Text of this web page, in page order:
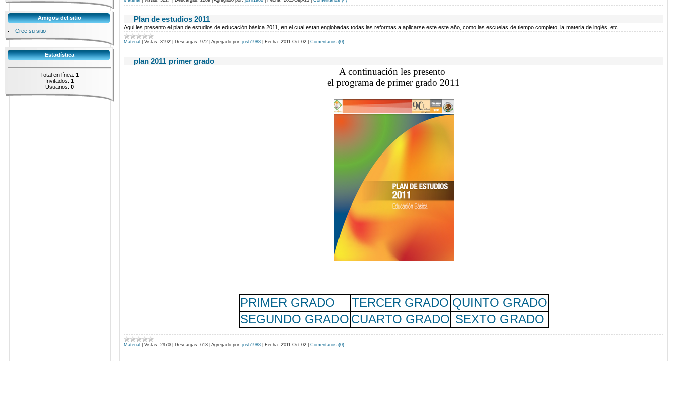
Amigos del sitio
Cree su sitio
Estadística
Total en línea: 1
Invitados: 1
Usuarios: 0
Plan de estudios 2011
Aqui les presento el plan de estudios de educación básica 2011, en el cual estan englobadas todas las reformas a aplicarse este este año, como las escuelas de tiempo completo, la materia de inglés, etc....
Material Vistas: 3192 Descargas: 972 Agregado por: josh1988 Fecha: 2011-Oct-02 Comentarios (0)
plan 2011 primer grado
A continuación les presento
el programa de primer grado 2011
PRIMER GRADO TERCER GRADO QUINTO GRADO
SEGUNDO GRADO CUARTO GRADO SEXTO GRADO
Material Vistas: 2970 Descargas: 613 Agregado por: josh1988 Fecha: 2011-Oct-02 Comentarios (0)